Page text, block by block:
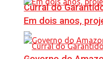
Curral do
Em dois anos,